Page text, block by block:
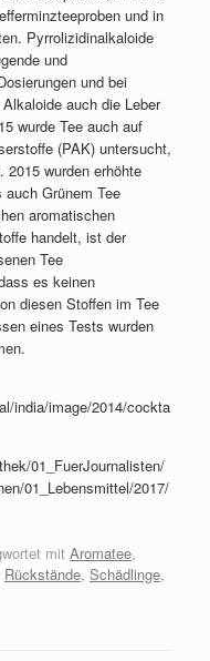
und in
Pyrrolizidinalkaloide
und
und bei
auch die Leber
wurde Tee auch auf
(PAK) untersucht,
wurden erhöhte
Grünem Tee
aromatischen
handelt, ist der
Tee
es keinen
diesen Stoffen im Tee
eines Tests wurden
india/image/2014/cockta
01_FuerJournalisten/
01_Lebensmittel/2017/
mit Aromatee,
Rückstände, Schädlinge,